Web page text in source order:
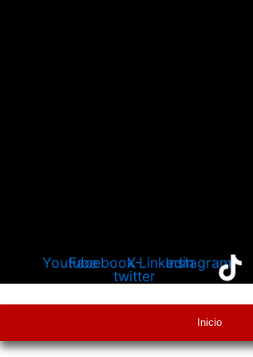
YoutubeFacebookX-
twitter
LinkedinInstagram
Inicio